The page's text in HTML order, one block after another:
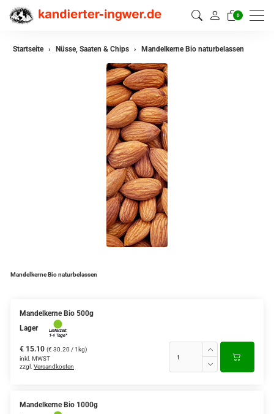
0
Startseite Nüsse, Saaten & Chips Mandelkerne Bio naturbelassen
Mandelkerne Bio naturbelassen
Mandelkerne Bio 500g
Lager
€ 15.10 (€ 30.20 / 1kg)
inkl. MWST
zzgl. Versandkosten
Mandelkerne Bio 1000g